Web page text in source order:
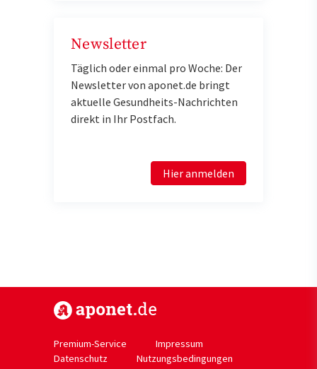
Newsletter
Täglich oder einmal pro Woche: Der
Newsletter von aponet.de bringt
aktuelle Gesundheits-Nachrichten
direkt in Ihr Postfach.
Hier anmelden
Premium-Service
Impressum
Datenschutz
Nutzungsbedingungen